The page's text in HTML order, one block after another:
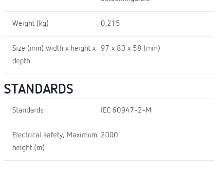
Weight (kg) 0,215
Size (mm) width x height x
depth
97 x 80 x 58 (mm)
STANDARDS
Standards IEC 60947-2-M
Electrical safety, Maximum
height (m)
2000